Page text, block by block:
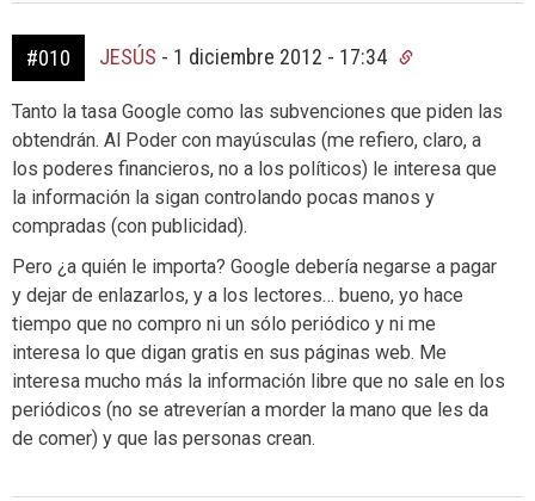
#010 JESÚS - 1 diciembre 2012 - 17:34
Tanto la tasa Google como las subvenciones que piden las
obtendrán. Al Poder con mayúsculas (me refiero, claro, a
los poderes financieros, no a los políticos) le interesa que
la información la sigan controlando pocas manos y
compradas (con publicidad).
Pero ¿a quién le importa? Google debería negarse a pagar
y dejar de enlazarlos, y a los lectores… bueno, yo hace
tiempo que no compro ni un sólo periódico y ni me
interesa lo que digan gratis en sus páginas web. Me
interesa mucho más la información libre que no sale en los
periódicos (no se atreverían a morder la mano que les da
de comer) y que las personas crean.